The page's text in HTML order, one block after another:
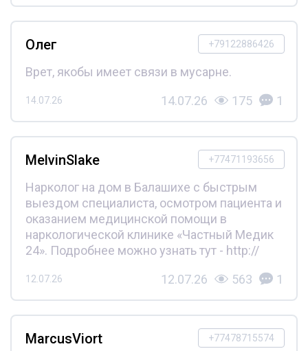
+79122886426
Олег
Врет, якобы имеет связи в мусарне.
14.07.26 14.07.26 175 1
+77471193656
MelvinSlake
Нарколог на дом в Балашихе с быстрым
выездом специалиста, осмотром пациента и
оказанием медицинской помощи в
наркологической клинике «Частный Медик
24». Подробнее можно узнать тут - http://
12.07.26 12.07.26 563 1
+77478715574
MarcusViort